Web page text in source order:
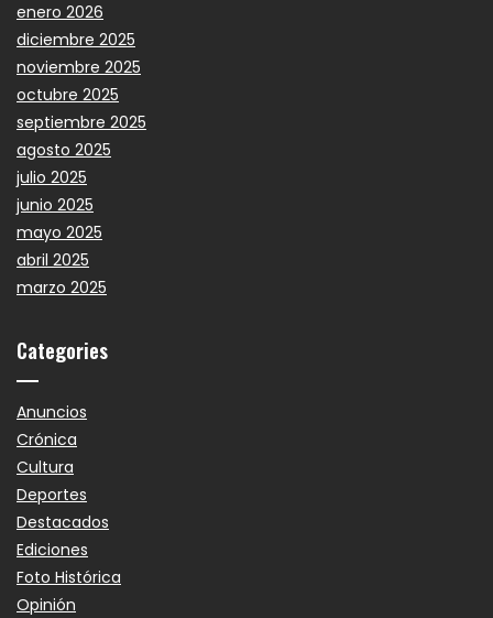
enero 2026
diciembre 2025
noviembre 2025
octubre 2025
septiembre 2025
agosto 2025
julio 2025
junio 2025
mayo 2025
abril 2025
marzo 2025
Categories
Anuncios
Crónica
Cultura
Deportes
Destacados
Ediciones
Foto Histórica
Opinión